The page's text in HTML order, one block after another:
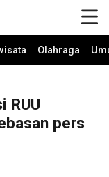
Olahraga
RUU
pers